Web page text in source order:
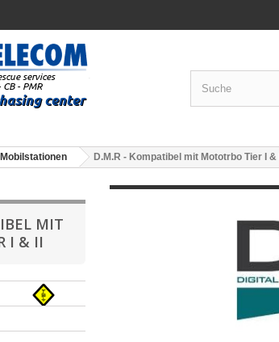
Mobilstationen D.M.R - Kompatibel mit Mototrbo Tier I & II
MIT
I & II